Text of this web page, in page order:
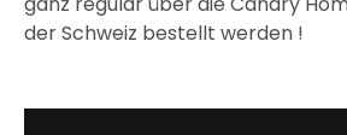
der Schweiz bestellt werden !